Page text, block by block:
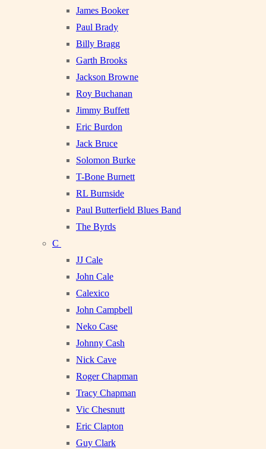
James Booker
Paul Brady
Billy Bragg
Garth Brooks
Jackson Browne
Roy Buchanan
Jimmy Buffett
Eric Burdon
Jack Bruce
Solomon Burke
T-Bone Burnett
RL Burnside
Paul Butterfield Blues Band
The Byrds
C
JJ Cale
John Cale
Calexico
John Campbell
Neko Case
Johnny Cash
Nick Cave
Roger Chapman
Tracy Chapman
Vic Chesnutt
Eric Clapton
Guy Clark